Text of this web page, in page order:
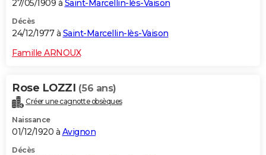
27/05/1909 à Saint-Marcellin-lès-Vaison
Décès
24/12/1977 à Saint-Marcellin-lès-Vaison
Famille ARNOUX
Rose LOZZI (56 ans)
Créer une cagnotte obsèques
Naissance
01/12/1920 à Avignon
Décès